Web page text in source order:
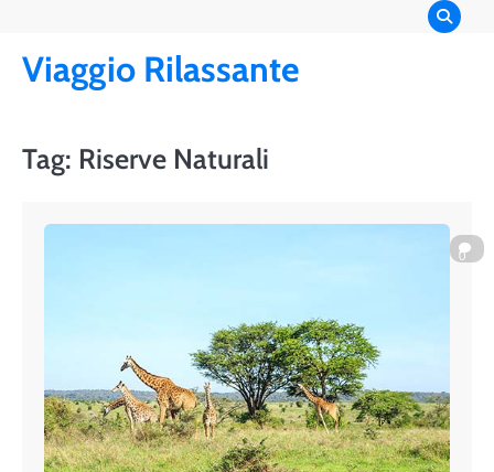
content
Viaggio Rilassante
Tag: Riserve Naturali
0